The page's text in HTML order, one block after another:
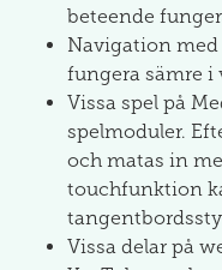
beteende
Navigation med
fungera sämre i
Vissa spel på
spelmoduler.
och matas in
touchfunktion
Vissa delar på